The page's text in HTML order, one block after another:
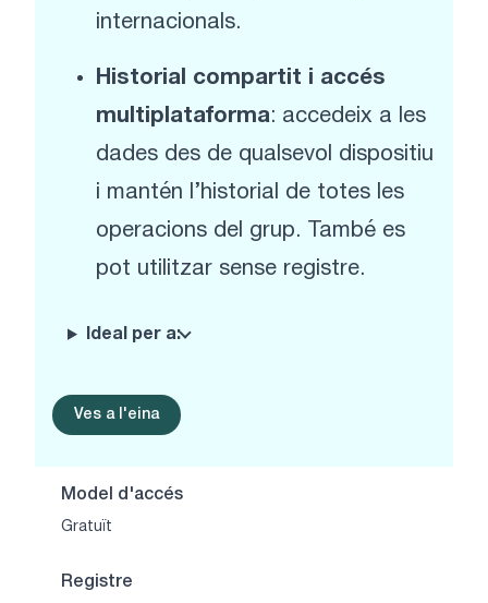
internacionals.
Historial compartit i accés
multiplataforma: accedeix a les
dades des de qualsevol dispositiu
i mantén l’historial de totes les
operacions del grup. També es
pot utilitzar sense registre.
Ideal per a:
Ves a l'eina
Model d'accés
Gratuït
Registre